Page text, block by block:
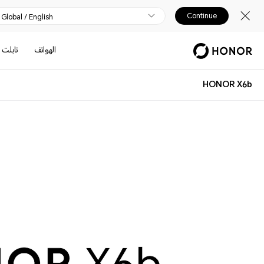
Global / English Continue
الهواتف تابلت
HONOR X6b